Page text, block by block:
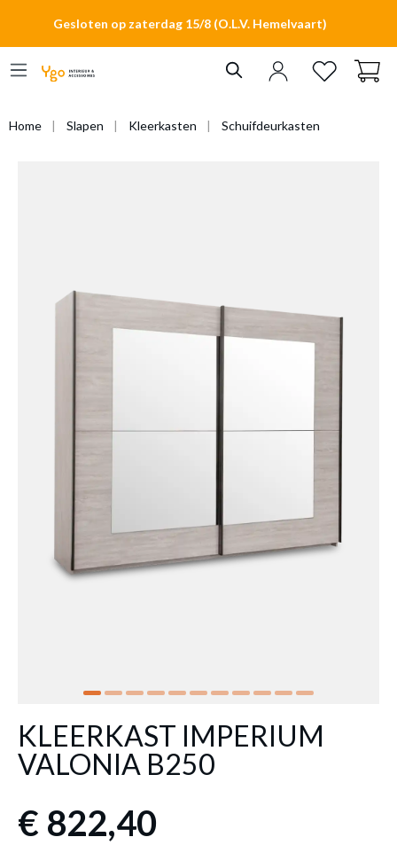
Gesloten op zaterdag 15/8 (O.L.V. Hemelvaart)
Home Slapen Kleerkasten Schuifdeurkasten
KLEERKAST IMPERIUM
VALONIA B250
€ 822,40